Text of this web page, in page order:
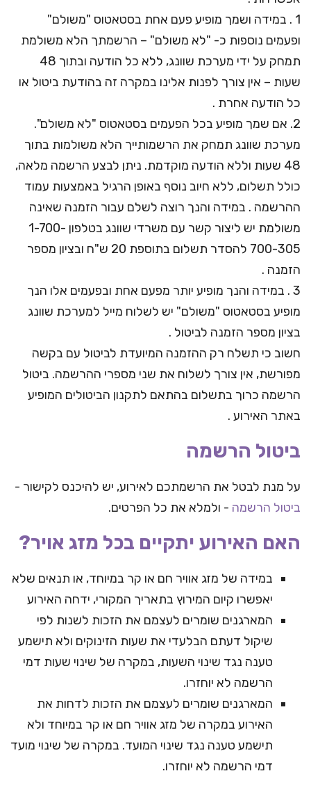
1 . במידה ושמך מופיע פעם אחת בסטאטוס "משולם"
ופעמים נוספות כ- "לא משולם" – הרשמתך הלא משולמת
תמחק על ידי מערכת שוונג, ללא כל הודעה ובתוך 48
שעות – אין צורך לפנות אלינו במקרה זה בהודעת ביטול או
כל הודעה אחרת .
2. אם שמך מופיע בכל הפעמים בסטאטוס "לא משולם".
מערכת שוונג תמחק את הרשמותייך הלא משולמות בתוך
48 שעות וללא הודעה מוקדמת. ניתן לבצע הרשמה מלאה,
כולל תשלום, ללא חיוב נוסף באופן הרגיל באמצעות עמוד
ההרשמה . במידה והנך רוצה לשלם עבור הזמנה שאינה
משולמת יש ליצור קשר עם משרדי שוונג בטלפון 1-700-
700-305 להסדר תשלום בתוספת 20 ש"ח ובציון מספר
הזמנה .
3 . במידה והנך מופיע יותר מפעם אחת ובפעמים אלו הנך
מופיע בסטאטוס "משולם" יש לשלוח מייל למערכת שוונג
בציון מספר הזמנה לביטול .
חשוב כי תשלח רק ההזמנה המיועדת לביטול עם בקשה
מפורשת, אין צורך לשלוח את שני מספרי ההרשמה. ביטול
הרשמה כרוך בתשלום בהתאם לתקנון הביטולים המופיע
באתר האירוע .
ביטול הרשמה
על מנת לבטל את הרשמתכם לאירוע, יש להיכנס לקישור -
ביטול הרשמה - ולמלא את כל הפרטים.
האם האירוע יתקיים בכל מזג אויר?
במידה של מזג אוויר חם או קר במיוחד, או תנאים שלא
יאפשרו קיום המירוץ בתאריך המקורי, ידחה האירוע
המארגנים שומרים לעצמם את הזכות לשנות לפי
שיקול דעתם הבלעדי את שעות הזינוקים ולא תישמע
טענה נגד שינוי השעות, במקרה של שינוי שעות דמי
הרשמה לא יוחזרו.
המארגנים שומרים לעצמם את הזכות לדחות את
האירוע במקרה של מזג אוויר חם או קר במיוחד ולא
תישמע טענה נגד שינוי המועד. במקרה של שינוי מועד
דמי הרשמה לא יוחזרו.